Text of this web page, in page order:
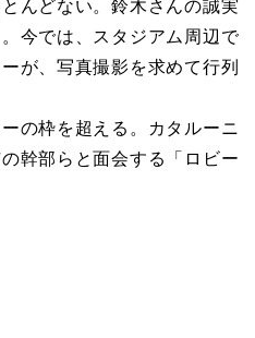
んどない。鈴木さんの誠実
今では、スタジアム周辺で
が、写真撮影を求めて行列
の枠を超える。カタルーニ
幹部らと面会する「ロビー